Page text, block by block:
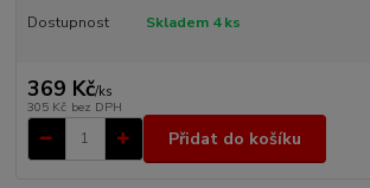
Dostupnost Skladem 4 ks
369 Kč/ks
305 Kč bez DPH
Přidat do košíku